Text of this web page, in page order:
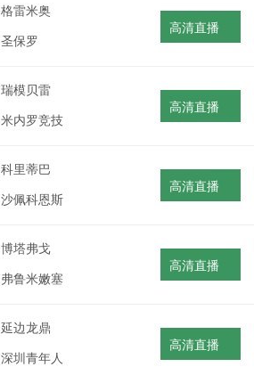
格雷米奥
圣保罗
高清直播
瑞模贝雷
米内罗竞技
高清直播
科里蒂巴
沙佩科恩斯
高清直播
博塔弗戈
弗鲁米嫩塞
高清直播
延边龙鼎
深圳青年人
高清直播